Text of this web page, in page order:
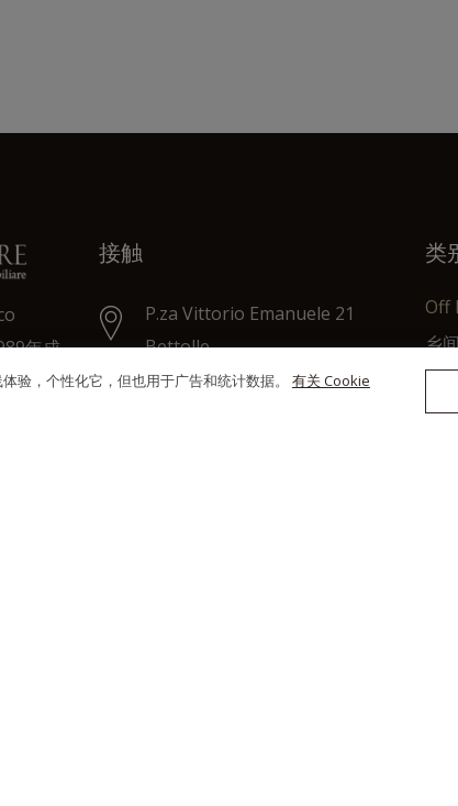
年成
专业资
接触
P.za Vittorio Emanuele 21
Bettolle
53048, Sinalunga (Italy)
类
Off
乡
农
豪
验，个性化它，但也用于广告和统计数据。 有关 Cookie